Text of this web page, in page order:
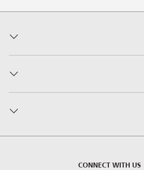
CONNECT WITH US